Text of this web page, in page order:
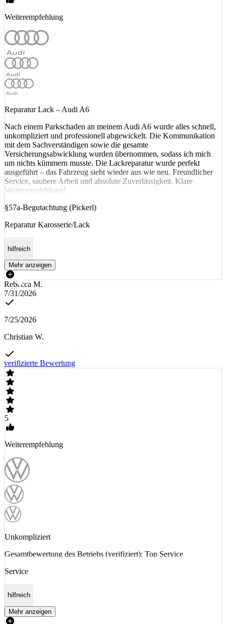
Weiterempfehlung
Reparatur Lack – Audi A6
Nach einem Parkschaden an meinem Audi A6 wurde alles schnell,
unkompliziert und professionell abgewickelt. Die Kommunikation
mit dem Sachverständigen sowie die gesamte
Versicherungsabwicklung wurden übernommen, sodass ich mich
um nichts kümmern musste. Die Lackreparatur wurde perfekt
ausgeführt – das Fahrzeug sieht wieder aus wie neu. Freundlicher
Service, saubere Arbeit und absolute Zuverlässigkeit. Klare
Weiterempfehlung!
§57a-Begutachtung (Pickerl)
Reparatur Karosserie/Lack
hilfreich
Mehr anzeigen
Rebecca M.
7/31/2026
7/25/2026
Christian W.
verifizierte Bewertung
5
Weiterempfehlung
Unkompliziert
Gesamtbewertung des Betriebs (verifiziert): Top Service
Service
hilfreich
Mehr anzeigen